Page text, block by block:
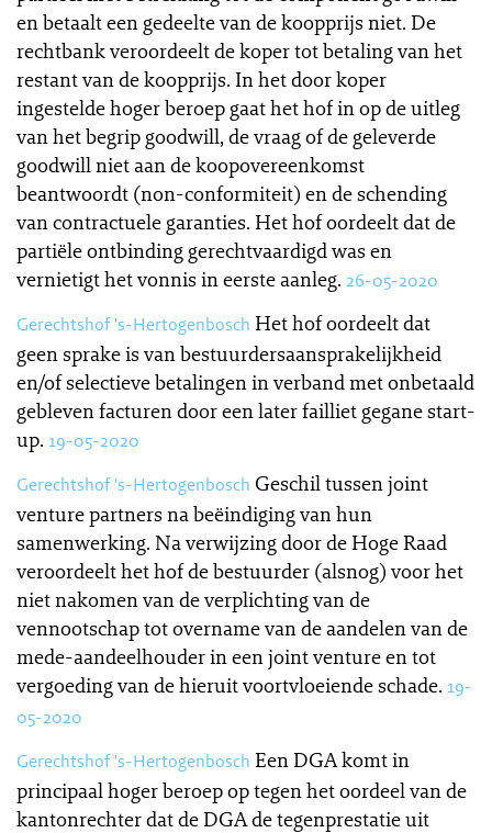
en betaalt een gedeelte van de koopprijs niet. De
rechtbank veroordeelt de koper tot betaling van het
restant van de koopprijs. In het door koper
ingestelde hoger beroep gaat het hof in op de uitleg
van het begrip goodwill, de vraag of de geleverde
goodwill niet aan de koopovereenkomst
beantwoordt (non-conformiteit) en de schending
van contractuele garanties. Het hof oordeelt dat de
partiële ontbinding gerechtvaardigd was en
vernietigt het vonnis in eerste aanleg. 26-05-2020
Gerechtshof 's-Hertogenbosch Het hof oordeelt dat
geen sprake is van bestuurdersaansprakelijkheid
en/of selectieve betalingen in verband met onbetaald
gebleven facturen door een later failliet gegane start-
up. 19-05-2020
Gerechtshof 's-Hertogenbosch Geschil tussen joint
venture partners na beëindiging van hun
samenwerking. Na verwijzing door de Hoge Raad
veroordeelt het hof de bestuurder (alsnog) voor het
niet nakomen van de verplichting van de
vennootschap tot overname van de aandelen van de
mede-aandeelhouder in een joint venture en tot
vergoeding van de hieruit voortvloeiende schade. 19-
05-2020
Gerechtshof 's-Hertogenbosch Een DGA komt in
principaal hoger beroep op tegen het oordeel van de
kantonrechter dat de DGA de tegenprestatie uit